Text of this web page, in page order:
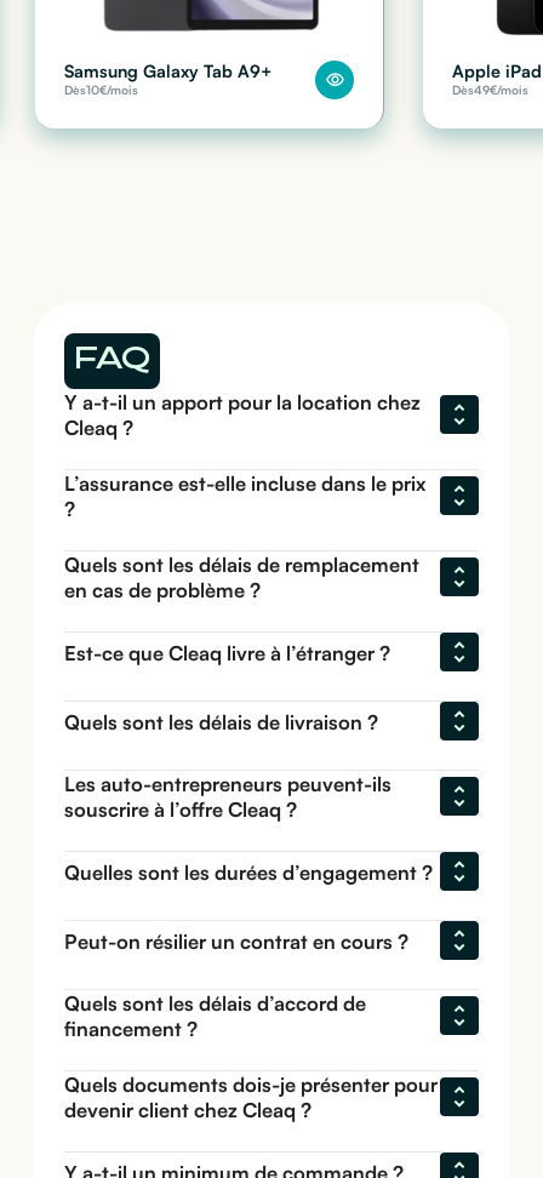
Samsung Galaxy Tab A9+
Dès10€/mois
Apple
Dès49€/mois
FAQ
Y a-t-il un apport pour la location chez
Cleaq ?
L’assurance est-elle incluse dans le prix
?
Quels sont les délais de remplacement
en cas de problème ?
Est-ce que Cleaq livre à l’étranger ?
Quels sont les délais de livraison ?
Les auto-entrepreneurs peuvent-ils
souscrire à l’offre Cleaq ?
Quelles sont les durées d’engagement ?
Peut-on résilier un contrat en cours ?
Quels sont les délais d’accord de
financement ?
Quels documents dois-je présenter pour
devenir client chez Cleaq ?
Y a-t-il un minimum de commande ?